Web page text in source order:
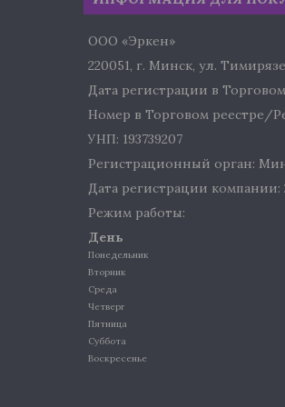
ООО «Эркен»
220051, г. Минск, ул.
Дата регистрации в
Номер в Торговом реестре/
УНП: 193739207
Регистрационный орган:
Дата регистрации компании:
Режим работы:
День
Понедельник
Вторник
Среда
Четверг
Пятница
Суббота
Воскресенье